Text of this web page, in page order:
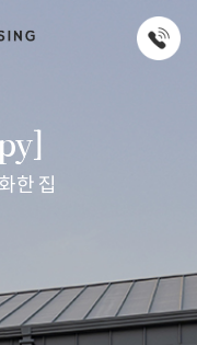
한 집